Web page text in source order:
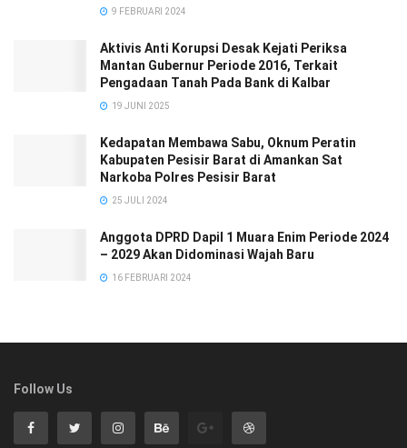
9 FEBRUARI 2024
Aktivis Anti Korupsi Desak Kejati Periksa
Mantan Gubernur Periode 2016, Terkait
Pengadaan Tanah Pada Bank di Kalbar
19 JUNI 2025
Kedapatan Membawa Sabu, Oknum Peratin
Kabupaten Pesisir Barat di Amankan Sat
Narkoba Polres Pesisir Barat
25 JULI 2024
Anggota DPRD Dapil 1 Muara Enim Periode 2024
– 2029 Akan Didominasi Wajah Baru
16 FEBRUARI 2024
Follow Us